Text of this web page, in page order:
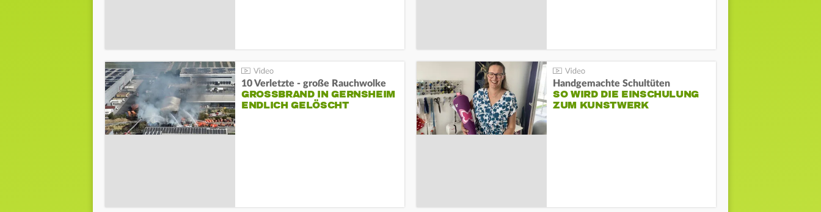
10 Verletzte - große Rauchwolke
GROSSBRAND IN GERNSHEIM E
NDLICH GELÖSCHT
Handgemachte Schultüten
SO WIRD DIE EINSCHULUNG
ZUM KUNSTWERK